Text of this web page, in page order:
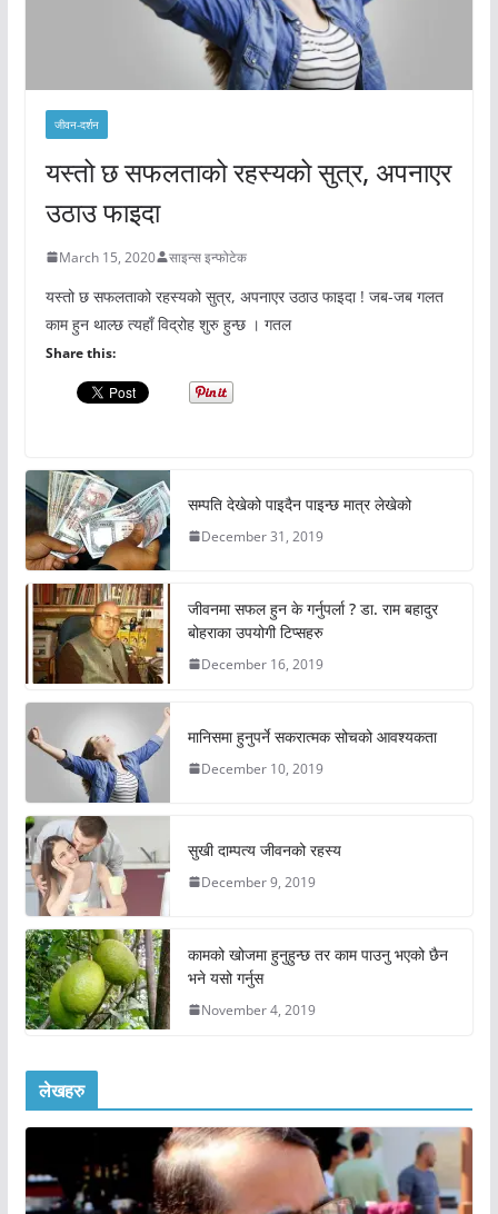
जीवन-दर्शन
यस्तो छ सफलताको रहस्यको सुत्र, अपनाएर
उठाउ फाइदा
March 15, 2020 साइन्स इन्फोटेक
यस्तो छ सफलताको रहस्यको सुत्र, अपनाएर उठाउ फाइदा ! जब-जब गलत
काम हुन थाल्छ त्यहाँ विद्रोह शुरु हुन्छ । गतल
Share this:
सम्पति देखेको पाइदैन पाइन्छ मात्र लेखेको
December 31, 2019
जीवनमा सफल हुन के गर्नुपर्ला ? डा. राम बहादुर
बोहराका उपयोगी टिप्सहरु
December 16, 2019
मानिसमा हुनुपर्ने सकरात्मक सोचको आवश्यकता
December 10, 2019
सुखी दाम्पत्य जीवनको रहस्य
December 9, 2019
कामको खोजमा हुनुहुन्छ तर काम पाउनु भएको छैन
भने यसो गर्नुस
November 4, 2019
लेखहरु